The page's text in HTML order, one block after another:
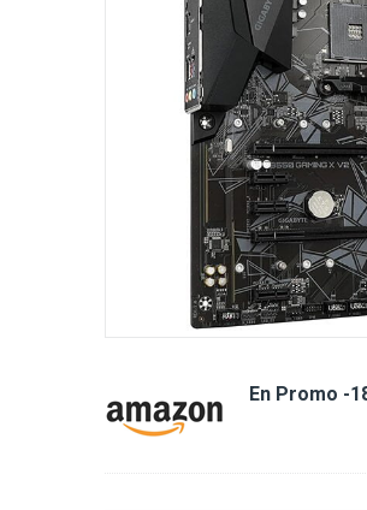
En Promo -